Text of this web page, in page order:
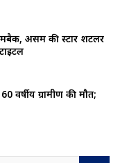
असम की स्टार शटलर
वर्षीय ग्रामीण की मौत;